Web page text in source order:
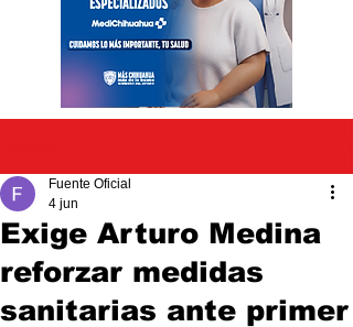
Exige Arturo Medina
reforzar medidas
sanitarias ante primer
Fuente Oficial
4 jun